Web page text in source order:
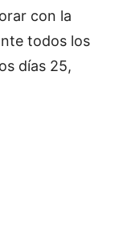
con la
todos los
días 25,